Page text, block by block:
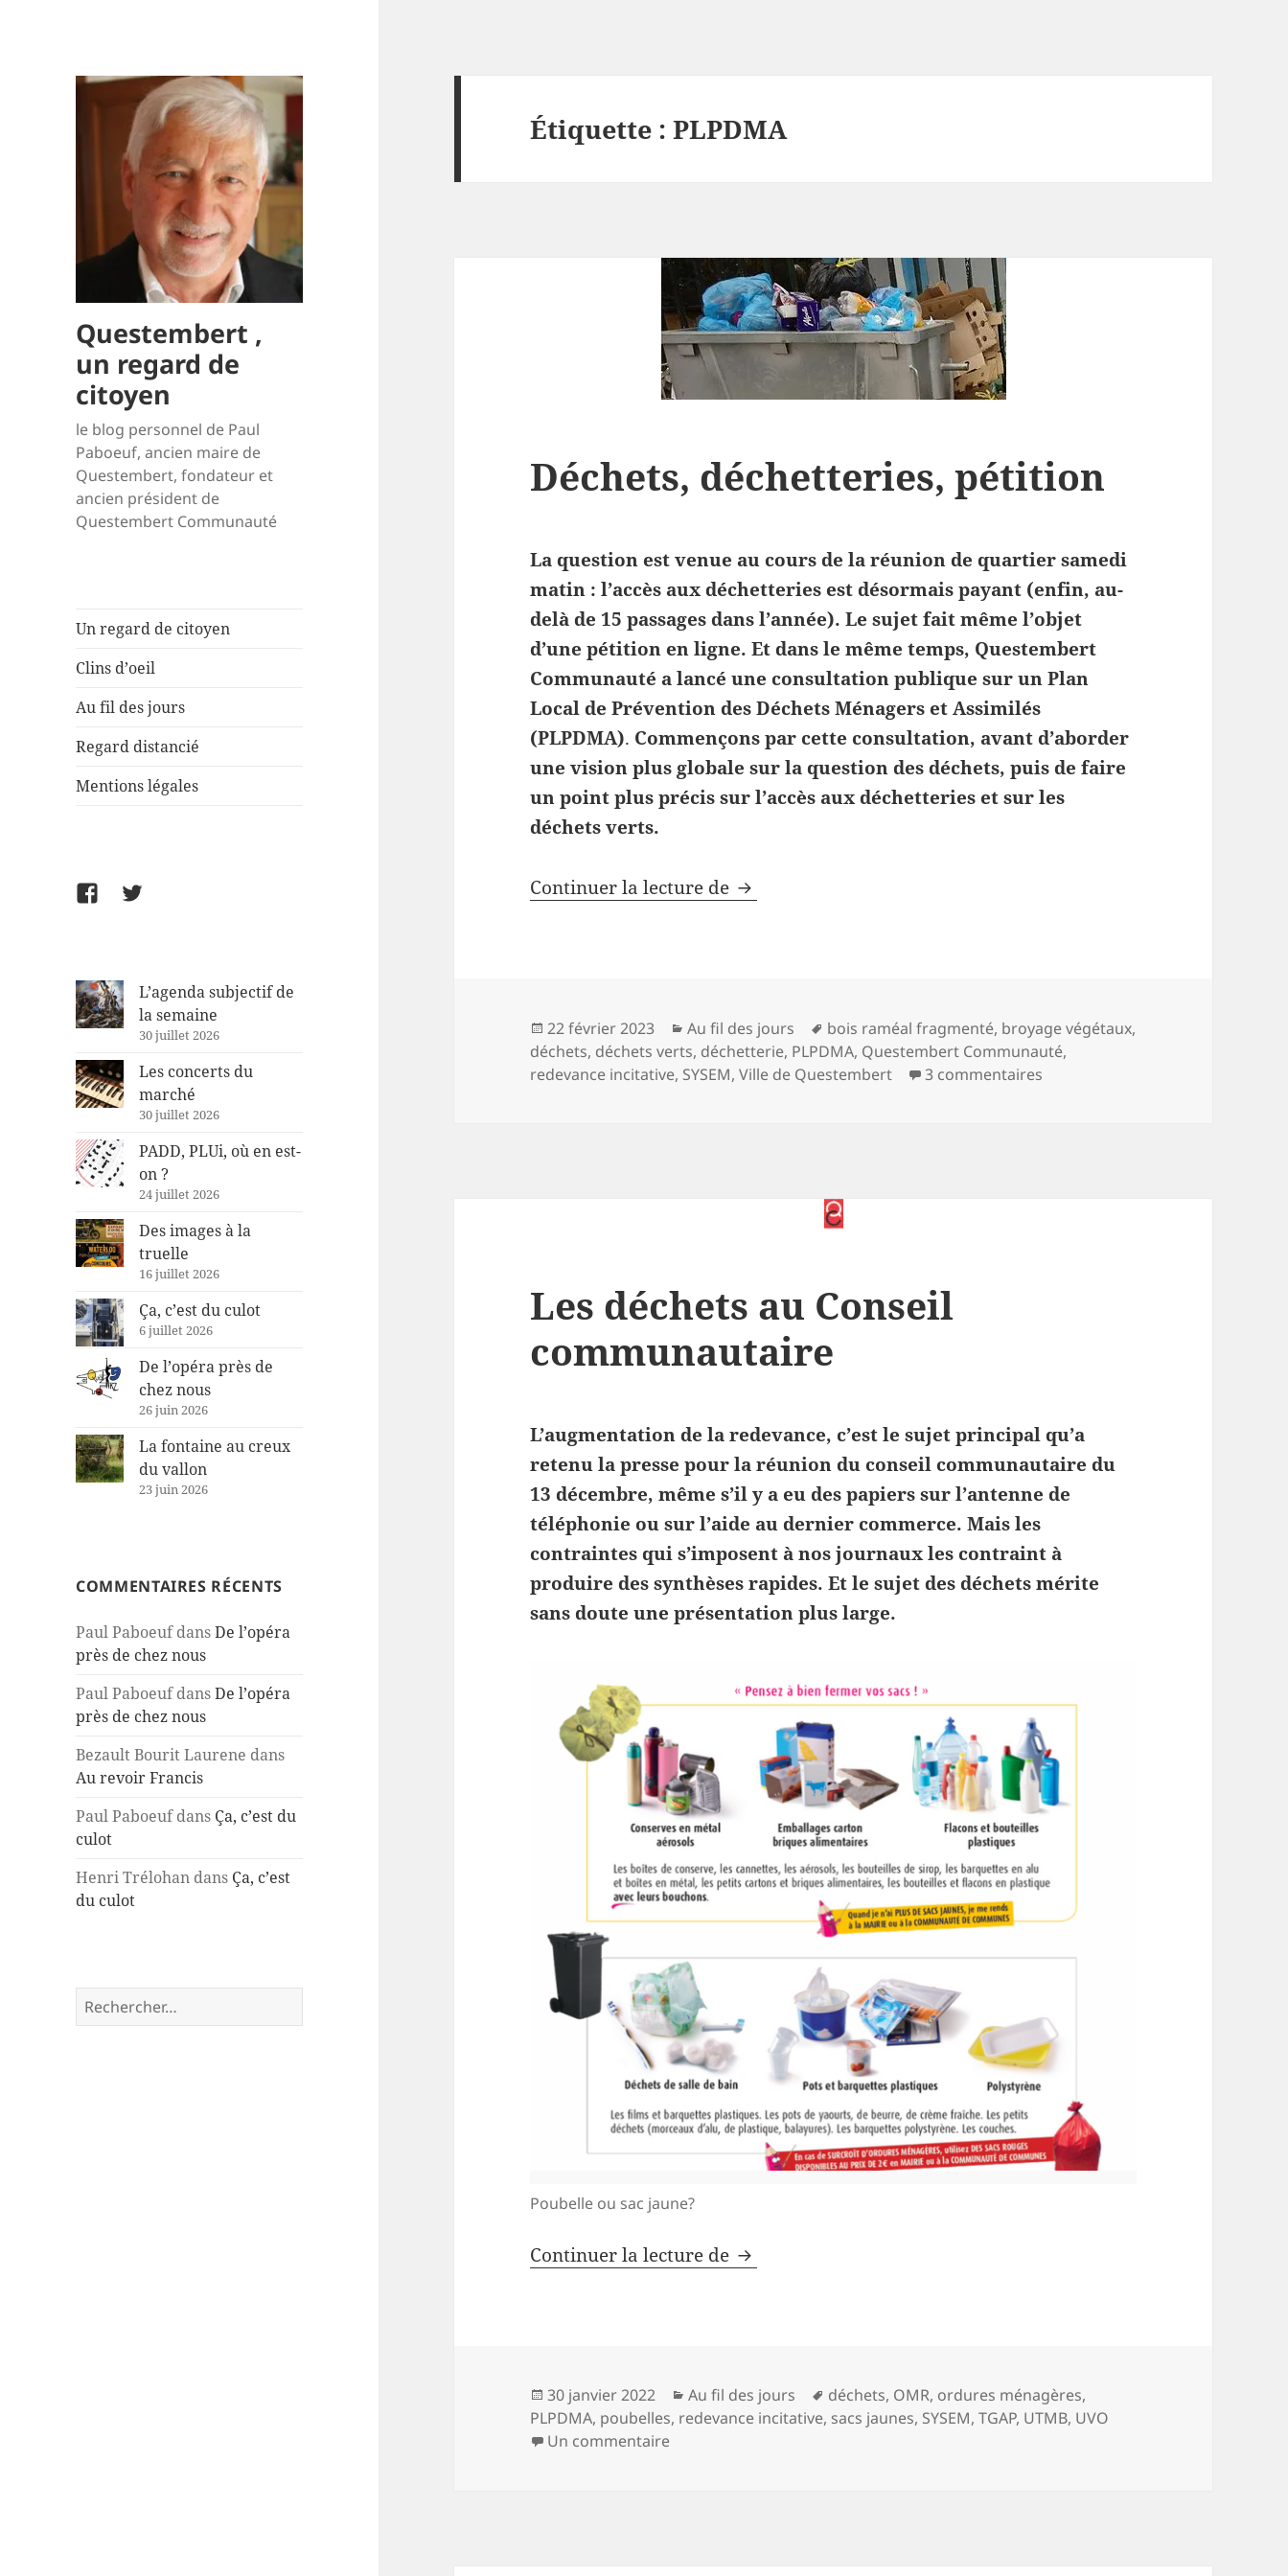
Questembert ,
un regard de
citoyen
le blog personnel de Paul
Paboeuf, ancien maire de
Questembert, fondateur et
ancien président de
Questembert Communauté
Un regard de citoyen
Clins d’oeil
Au fil des jours
Regard distancié
Mentions légales
FacebookTwitter
L’agenda subjectif de
la semaine
30 juillet 2026
Les concerts du
marché
30 juillet 2026
PADD, PLUi, où en est-
on ?
24 juillet 2026
Des images à la
truelle
16 juillet 2026
Ça, c’est du culot
6 juillet 2026
De l’opéra près de
chez nous
26 juin 2026
La fontaine au creux
du vallon
23 juin 2026
COMMENTAIRES RÉCENTS
Paul PaboeufdansDe l’opéra
près de chez nous
Paul PaboeufdansDe l’opéra
près de chez nous
Bezault Bourit Laurene dans
Au revoir Francis
Paul Paboeufdans Ça, c’est du
culot
Henri Trélohan dans Ça, c’est
du culot
Rechercher :
Étiquette :PLPDMA
Déchets, déchetteries, pétition
La question est venue au cours de la réunion de quartier samedi
matin : l’accès aux déchetteries est désormais payant (enfin, au-
delà de 15 passages dans l’année). Le sujet fait même l’objet
d’une pétition en ligne. Et dans le même temps, Questembert
Communauté a lancé une consultation publique sur un Plan
Local de Prévention des Déchets Ménagers et Assimilés
(PLPDMA). Commençons par cette consultation, avant d’aborder
une vision plus globale sur la question des déchets, puis de faire
un point plus précis sur l’accès aux déchetteries et sur les
déchets verts.
Continuer la lecture de Déchets, déchetteries, pétition
Publié
le
22 février 2023 Catégories
Au fil des jours
Mots-
clés
bois raméal fragmenté, broyage végétaux,
déchets, déchets verts, déchetterie, PLPDMA, Questembert Communauté,
redevance incitative, SYSEM,Ville de Questembert 3 commentaires
Les déchets au Conseil
communautaire
L’augmentation de la redevance, c’est le sujet principal qu’a
retenu la presse pour la réunion du conseil communautaire du
13 décembre, même s’il y a eu des papiers sur l’antenne de
téléphonie ou sur l’aide au dernier commerce. Mais les
contraintes qui s’imposent à nos journaux les contraint à
produire des synthèses rapides. Et le sujet des déchets mérite
sans doute une présentation plus large.
Poubelle ou sac jaune?
Continuer la lecture de Les déchets au Conseil communautaire
Publié
le
30 janvier 2022 Catégories
Au fil des jours
Mots-
clés
déchets, OMR, ordures ménagères,
PLPDMA, poubelles, redevance incitative, sacs jaunes, SYSEM,TGAP, UTMB, UVO
Un commentairesur Les déchets au Conseil communautaire